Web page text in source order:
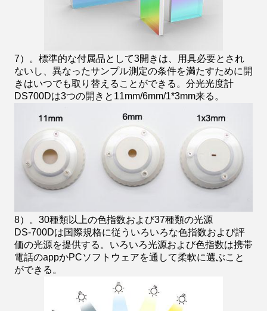
7）。標準的な付属品として3開きは、用具必要とされ
ないし、異なったサンプル測定の条件を満たすために開
きはいつでも取り替えることができる。分光光度計
DS700Dは3つの開きと11mm/6mm/1*3mm来る。
8）。30種類以上の色指数および37種類の光源
DS-700Dは国際規格に従ういろいろな色指数および評
価の光源を提供する。いろいろ光源および色指数は携帯
電話のappかPCソフトウェアを通して柔軟に選ぶこと
ができる。